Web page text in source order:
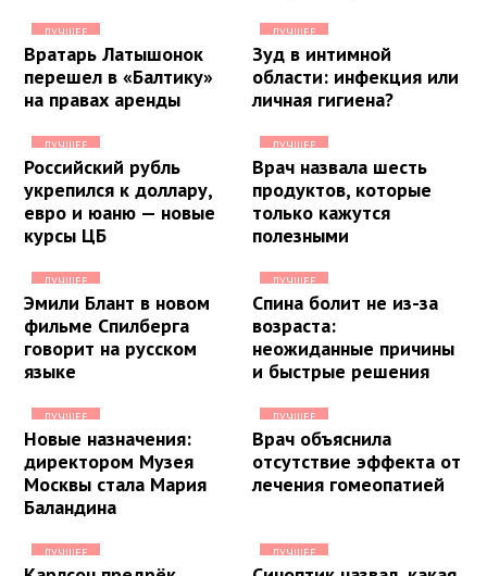
ЛУЧШЕЕ
Вратарь Латышонок
перешел в «Балтику»
на правах аренды
ЛУЧШЕЕ
Зуд в интимной
области: инфекция или
личная гигиена?
ЛУЧШЕЕ
Российский рубль
укрепился к доллару,
евро и юаню — новые
курсы ЦБ
ЛУЧШЕЕ
Врач назвала шесть
продуктов, которые
только кажутся
полезными
ЛУЧШЕЕ
Эмили Блант в новом
фильме Спилберга
говорит на русском
языке
ЛУЧШЕЕ
Спина болит не из-за
возраста:
неожиданные причины
и быстрые решения
ЛУЧШЕЕ
Новые назначения:
директором Музея
Москвы стала Мария
Баландина
ЛУЧШЕЕ
Врач объяснила
отсутствие эффекта от
лечения гомеопатией
ЛУЧШЕЕ ЛУЧШЕЕ